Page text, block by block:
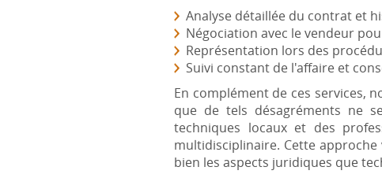
Analyse détaillée du contrat et
Négociation avec le vendeur
Représentation lors des
Suivi constant de l'affaire et
En complément de ces services,
que de tels désagréments ne
techniques locaux et des
multidisciplinaire. Cette
bien les aspects juridiques que